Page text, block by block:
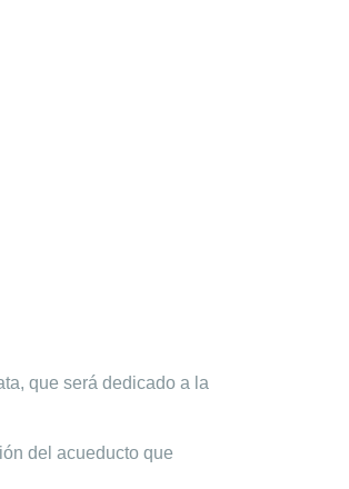
que será dedicado a la
del acueducto que